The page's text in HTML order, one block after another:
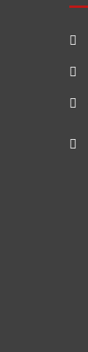



